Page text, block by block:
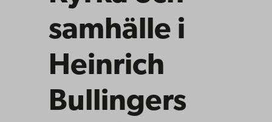
samhälle i
Heinrich
Bullingers